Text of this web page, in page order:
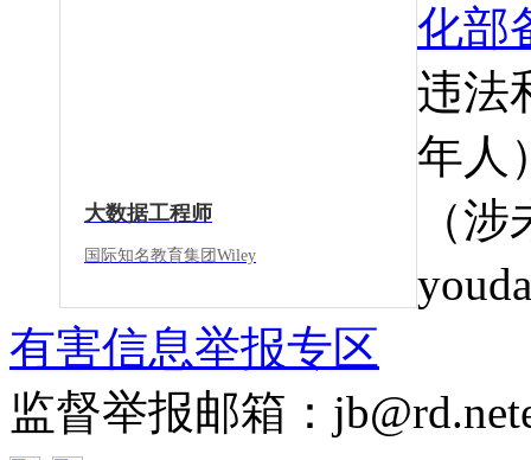
大数据工程师
国际知名教育集团Wiley
化部
违法
年人
（
有害信息举报专区
监督举报邮箱：